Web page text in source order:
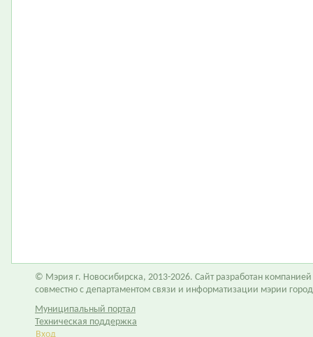
© Мэрия г. Новосибирска, 2013-2026. Сайт разработан компанией
совместно с департаментом связи и информатизации мэрии
Муниципальный портал
Техническая поддержка
Вход